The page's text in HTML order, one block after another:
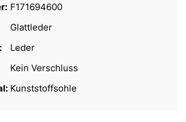
F171694600
Glattleder
Leder
Kein Verschluss
Kunststoffsohle